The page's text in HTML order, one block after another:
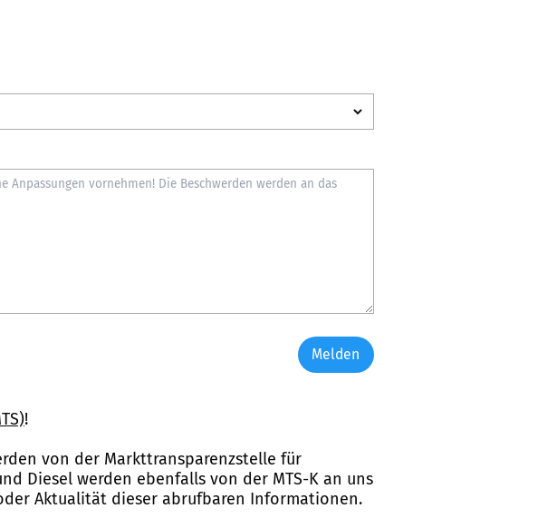
Melden
!
von der Markttransparenzstelle für
Diesel werden ebenfalls von der MTS-K an uns
Aktualität dieser abrufbaren Informationen.